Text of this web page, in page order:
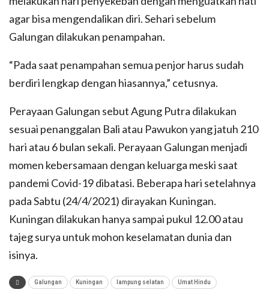
agar bisa mengendalikan diri. Sehari sebelum
Galungan dilakukan penampahan.
“Pada saat penampahan semua penjor harus sudah
berdiri lengkap dengan hiasannya,” cetusnya.
Perayaan Galungan sebut Agung Putra dilakukan
sesuai penanggalan Bali atau Pawukon yang jatuh 210
hari atau 6 bulan sekali. Perayaan Galungan menjadi
momen kebersamaan dengan keluarga meski saat
pandemi Covid-19 dibatasi. Beberapa hari setelahnya
pada Sabtu (24/4/2021) dirayakan Kuningan.
Kuningan dilakukan hanya sampai pukul 12.00 atau
tajeg surya untuk mohon keselamatan dunia dan
isinya.
Galungan Kuningan lampung selatan Umat Hindu